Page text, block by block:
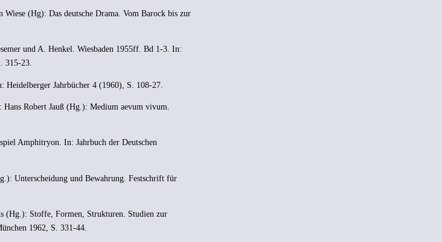
(Hg): Das deutsche Drama. Vom Barock bis zur
und A. Henkel. Wiesbaden 1955ff. Bd 1-3. In:
315-23.
Jahrbücher 4 (1960), S. 108-27.
Robert Jauß (Hg.): Medium aevum vivum.
Amphitryon. In: Jahrbuch der Deutschen
Unterscheidung und Bewahrung. Festschrift für
(Hg.): Stoffe, Formen, Strukturen. Studien zur
1962, S. 331-44.